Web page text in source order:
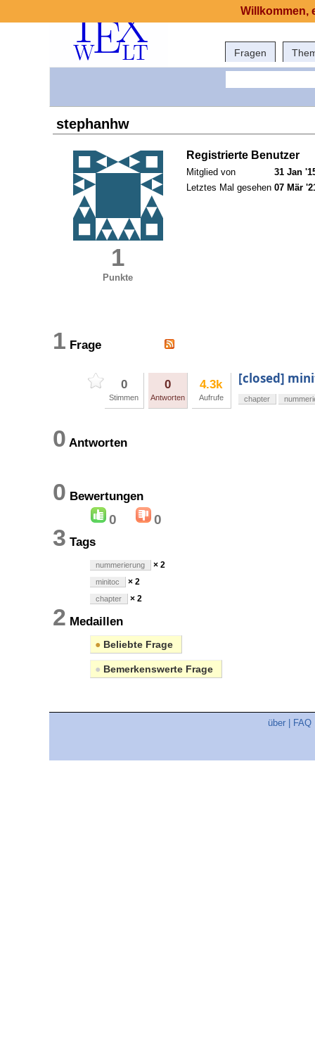
Fragen
stephanhw
1
Punkte
Registrierte Benutzer
Mitglied von
31 Jan
Letztes Mal gesehen 07 Mär
1 Frage
0
Stimmen
0
Antworten
4.3k
Aufrufe
[closed]
chapter
0 Antworten
0 Bewertungen
0 0
3 Tags
nummerierung × 2
minitoc × 2
chapter × 2
2 Medaillen
● Beliebte Frage
● Bemerkenswerte Frage
über FAQ
Willkommen,